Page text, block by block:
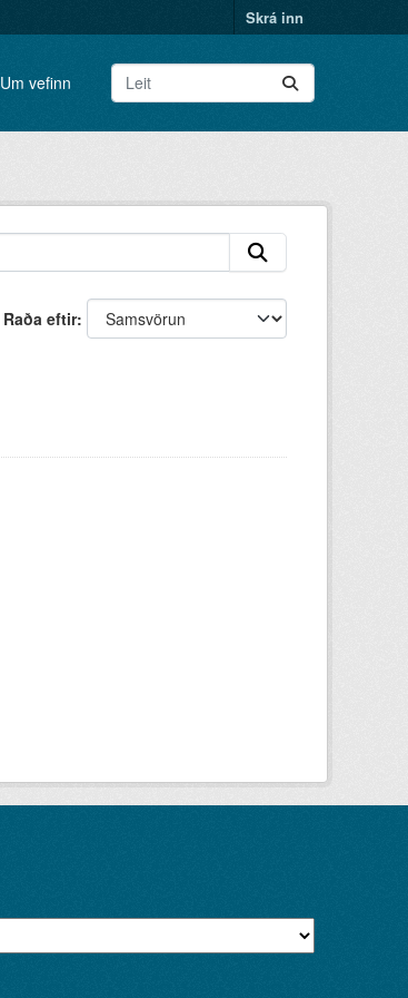
Skrá inn
Um vefinn
Raða eftir